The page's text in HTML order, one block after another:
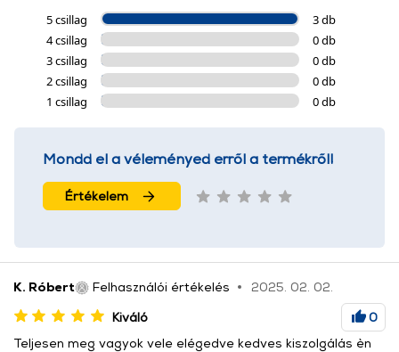
5 csillag
3 db
4 csillag
0 db
3 csillag
0 db
2 csillag
0 db
1 csillag
0 db
Mondd el a véleményed erről a termékről!
Értékelem
K. Róbert Felhasználói értékelés
2025. 02. 02.
Kiváló
0
Teljesen meg vagyok vele elégedve kedves kiszolgálás èn